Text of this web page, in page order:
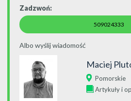
Zadzwoń:
509024333
Albo wyślij wiadomość
Maciej
Pomorskie
Artykuły i